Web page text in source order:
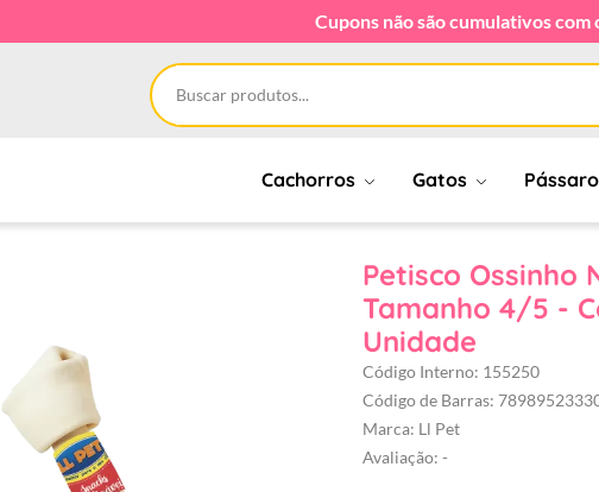
Cupons não são cumulativos
Cachorros Gatos
Petisco Ossinho
Tamanho 4/5 -
Unidade
Código Interno: 155250
Código de Barras:
Marca: Ll Pet
Avaliação: -